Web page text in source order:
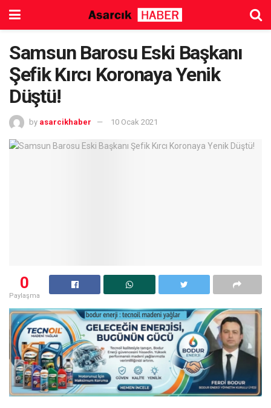
Samsun Barosu Eski Başkanı
Şefik Kırcı Koronaya Yenik
Düştü!
by asarcikhaber 10 Ocak 2021
0
Paylaşma